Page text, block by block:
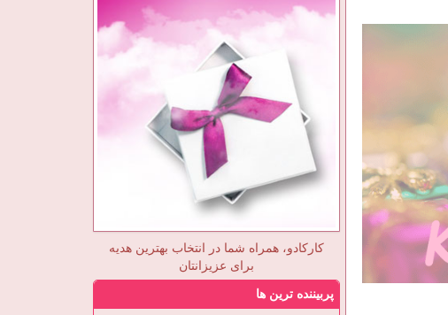
کارکادو، همراه شما در انتخاب بهترین هدیه
برای عزیزانتان
پربیننده ترین ها